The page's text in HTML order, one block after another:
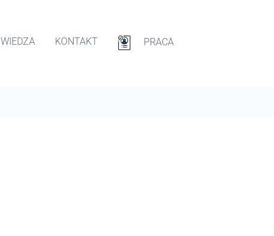
WIEDZA KONTAKT PRACA